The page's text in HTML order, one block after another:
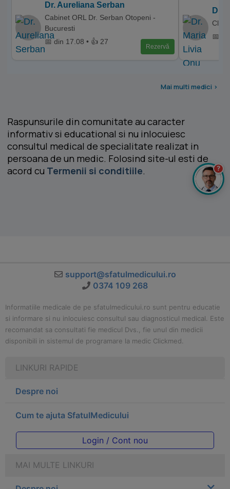
Dr. Aureliana Serban
Cabinet ORL Dr. Serban Otopeni -
Bucuresti
📅 din 17.08 • 👍 27
Rezervă
Dr.
📅
Mai multi medici >
Raspunsurile din comunitate au caracter
informativ si educational si nu inlocuiesc
consultul medical de specialitate realizat in
persoana de un medic. Folosind site-ul esti de
acord cu Termenii si conditiile.
support@sfatulmedicului.ro
0374 109 268
Informatiile medicale de pe sfatulmedicului.ro sunt pentru educatie
si informare si nu inlocuiesc consultul sau diagnosticul medical. Este
recomandat sa consultati fie medicul Dvs., fie unul din medicii
disponibili in sistemul de programare la medic Clickmed.
LINKURI RAPIDE
Despre noi
Cum te ajuta SfatulMedicului
Login / Cont nou
MAI MULTE LINKURI
?